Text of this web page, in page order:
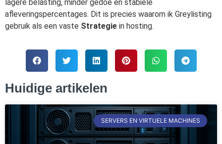
lagere belasting, minder gedoe en stabiele
afleveringspercentages. Dit is precies waarom ik Greylisting
gebruik als een vaste Strategie in hosting.
Huidige artikelen
SERVERS EN VIRTUELE MACHINES